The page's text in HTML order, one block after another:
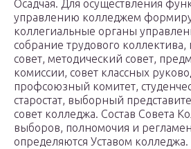
Осадчая. Для осуществления
управлению колледжем
коллегиальные органы
собрание трудового коллектива,
совет, методический совет,
комиссии, совет классных
профсоюзный комитет,
старостат, выборный
совет колледжа. Состав Совета
выборов, полномочия и
определяются Уставом колледжа.